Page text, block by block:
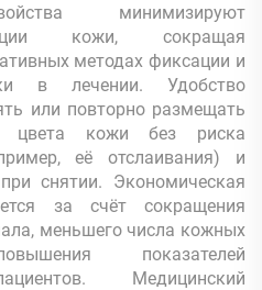
минимизируют
кожи, сокращая
методах фиксации и
в лечении. Удобство
или повторно размещать
цвета кожи без риска
её отслаивания) и
снятии. Экономическая
за счёт сокращения
меньшего числа кожных
показателей
Медицинский